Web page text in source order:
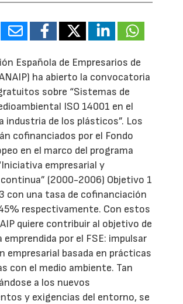
Española de Empresarios de
ha abierto la convocatoria
sobre “Sistemas de
ISO 14001 en el
industria de los plásticos”. Los
cofinanciados por el Fondo
en el marco del programa
empresarial y
(2000-2006) Objetivo 1
con una tasa de cofinanciación
respectivamente. Con estos
quiere contribuir al objetivo de
por el FSE: impulsar
empresarial basada en prácticas
con el medio ambiente. Tan
a los nuevos
y exigencias del entorno, se